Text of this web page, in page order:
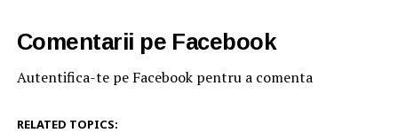
Comentarii pe Facebook
Autentifica-te pe Facebook pentru a comenta
RELATED TOPICS: